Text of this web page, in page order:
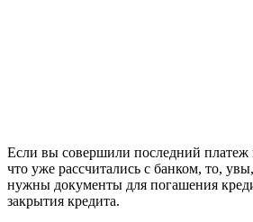
Если вы совершили последний платеж
что уже рассчитались с банком, то,
нужны документы для погашения
закрытия кредита.